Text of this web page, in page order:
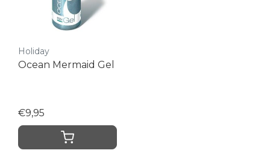
Holiday
Ocean Mermaid Gel
€9,95